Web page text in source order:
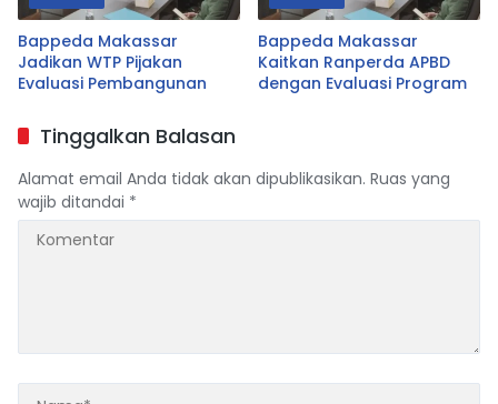
Bappeda Makassar
Jadikan WTP Pijakan
Evaluasi Pembangunan
Bappeda Makassar
Kaitkan Ranperda APBD
dengan Evaluasi Program
Tinggalkan Balasan
Alamat email Anda tidak akan dipublikasikan. Ruas yang
wajib ditandai *